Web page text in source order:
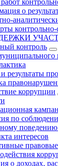
о
контроль
результаты
коррупции
по
интересов
о доходах,